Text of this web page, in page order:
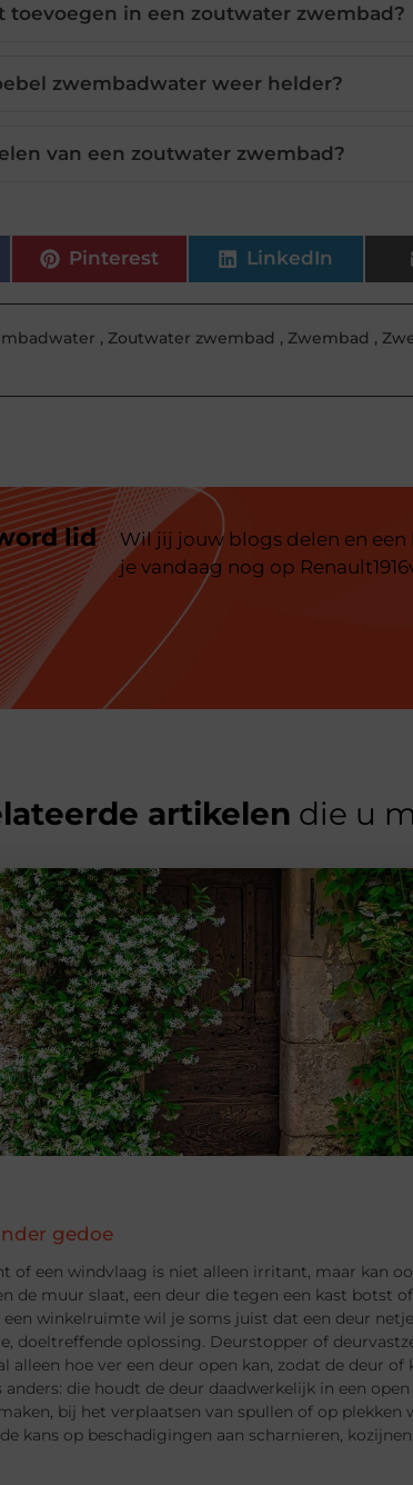
toevoegen in een zoutwater zwembad?
zwembadwater weer helder?
van een zoutwater zwembad?
Pinterest LinkedIn
, Zoutwater zwembad , Zwembad ,
lid
Wil jij jouw blogs delen en
je vandaag nog op
artikelen die u
gedoe
of een windvlaag is niet alleen irritant, maar kan
de muur slaat, een deur die tegen een kast botst
winkelruimte wil je soms juist dat een deur
doeltreffende oplossing. Deurstopper of
alleen hoe ver een deur open kan, zodat de deur
die houdt de deur daadwerkelijk in een
bij het verplaatsen van spullen of op plekken
kans op beschadigingen aan scharnieren,